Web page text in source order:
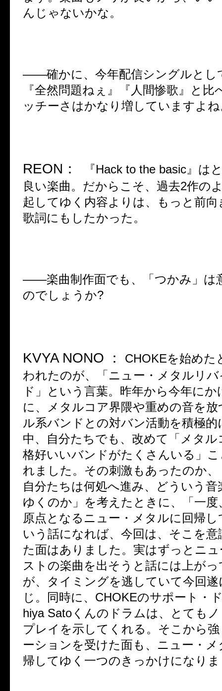
んじゃないかな。
――確かに、今年配信シングルとし
『全然問題ねぇ』『人間惨歌』と比
ッチーさはかなり増していますよ
REON ： 『Hack to the basic 』は
良い楽曲。だからこそ、過去2作の
起してゆく内容よりは、もっと前
歌詞にもしたかった。
――楽曲制作面でも、「つかみ」は
のでしょうか?
KVYA NONO ： CHOKEを始めた
われたのが、「ニュー・メタルリ
ド」という言葉。昨年から今年に
に、メタルコア界隈や重めの音を
ル系バンドとの対バン活動を積極
中、自分たちでも、改めて「メタル
格好いいバンドがたくさんいる」
れました。その刺激もあったのか
自分たちは何処へ進み、どういう音
ゆくのか」を考えたときに、「一度
原点となるニュー・メタルに回帰
いう話になれば、今回は、そこを
た面はありました。実はずっとニ
ストの楽曲を出そうと話には上が
が、タイミングを逃していて今回
じ。同時に、 CHOKEのサポート・
hiya Sato くんのドラムは、とても
プレイを示してくれる。そこから
ーションを受けた面も、ニュー・
帰してゆく一つのきっかけになり